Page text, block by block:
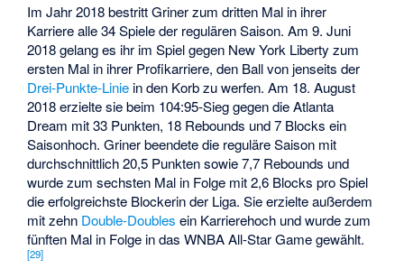
Im Jahr 2018 bestritt Griner zum dritten Mal in ihrer
Karriere alle 34 Spiele der regulären Saison. Am 9. Juni
2018 gelang es ihr im Spiel gegen New York Liberty zum
ersten Mal in ihrer Profikarriere, den Ball von jenseits der
Drei-Punkte-Linie in den Korb zu werfen. Am 18. August
2018 erzielte sie beim 104:95-Sieg gegen die Atlanta
Dream mit 33 Punkten, 18 Rebounds und 7 Blocks ein
Saisonhoch. Griner beendete die reguläre Saison mit
durchschnittlich 20,5 Punkten sowie 7,7 Rebounds und
wurde zum sechsten Mal in Folge mit 2,6 Blocks pro Spiel
die erfolgreichste Blockerin der Liga. Sie erzielte außerdem
mit zehn Double-Doubles ein Karrierehoch und wurde zum
fünften Mal in Folge in das WNBA All-Star Game gewählt.
[29]